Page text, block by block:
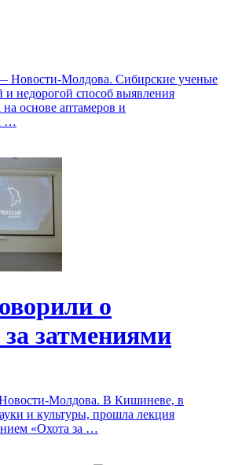
Молдова. Сибирские ученые
недорогой способ выявления
на основе аптамеров и
…
о
за затмениями
Молдова. В Кишиневе, в
и культуры, прошла лекция
«Охота за …